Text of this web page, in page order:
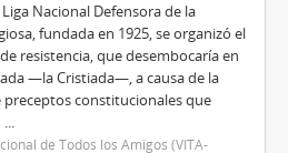
Nacional Defensora de la
fundada en 1925, se organizó el
resistencia, que desembocaría en
—la Cristiada—, a causa de la
preceptos constitucionales que
de Todos los Amigos (VITA-